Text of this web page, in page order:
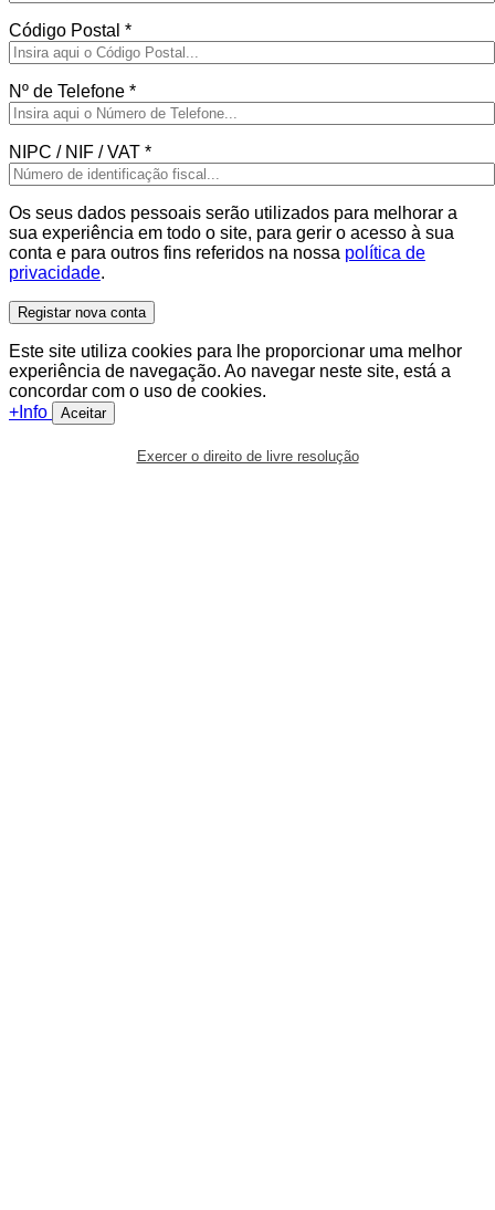
Código Postal *
Nº de Telefone *
NIPC / NIF / VAT *
Os seus dados pessoais serão utilizados para melhorar a
sua experiência em todo o site, para gerir o acesso à sua
conta e para outros fins referidos na nossa política de
privacidade.
Registar nova conta
Este site utiliza cookies para lhe proporcionar uma melhor
experiência de navegação. Ao navegar neste site, está a
concordar com o uso de cookies.
+Info
Aceitar
Exercer o direito de livre resolução